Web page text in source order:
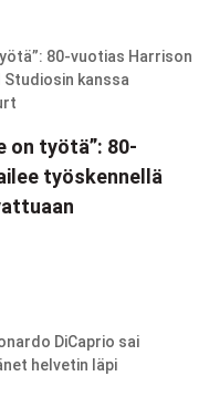
on työtä”: 80-
työskennellä